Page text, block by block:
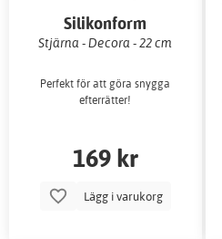
Silikonform
Stjärna - Decora - 22 cm
Perfekt för att göra snygga
efterrätter!
169 kr
Lägg i varukorg